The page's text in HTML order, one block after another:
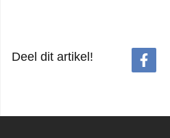
Deel dit artikel!